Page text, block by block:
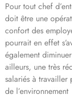
Pour tout chef
doit être une
confort des
pourrait en effet
également
ailleurs, une très
salariés à travailler
de l’environnement